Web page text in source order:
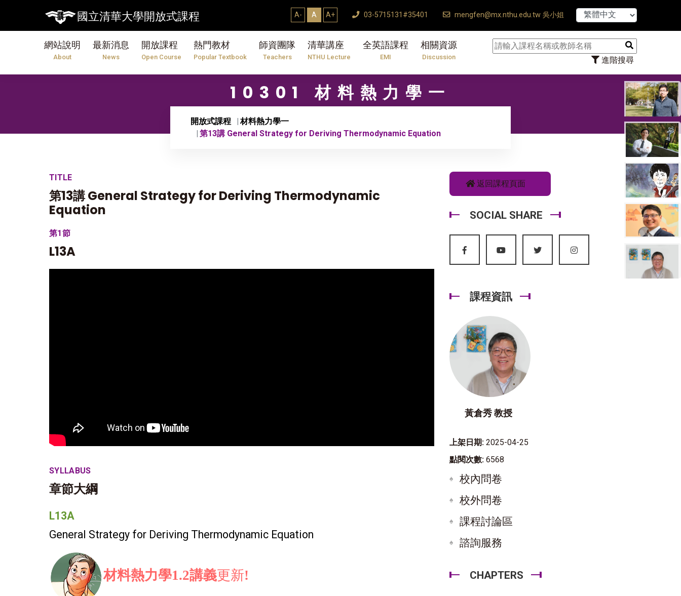
國立清華大學開放式課程 A- A A+ 03-5715131#35401 mengfen@mx.nthu.edu.tw 吳小姐
網站說明
About
最新消息
News
開放課程
Open Course
熱門教材
Popular Textbook
師資團隊
Teachers
清華講座
NTHU Lecture
全英語課程
EMI
相關資源
Discussion 進階搜尋
【7/31】
10301 材料熱力學一
開放式課程
材料熱力學一
第13講 General Strategy for Deriving Thermodynamic Equation
TITLE
第13講 General Strategy for Deriving Thermodynamic
Equation
第1節
L13A
SYLLABUS
章節大綱
L13A
General Strategy for Deriving Thermodynamic Equation
材料熱力學1.2講義更新!
返回課程頁面
SOCIAL SHARE
課程資訊
黃倉秀 教授
上架日期: 2025-04-25
點閱次數: 6568
校內問卷
校外問卷
課程討論區
諮詢服務
CHAPTERS